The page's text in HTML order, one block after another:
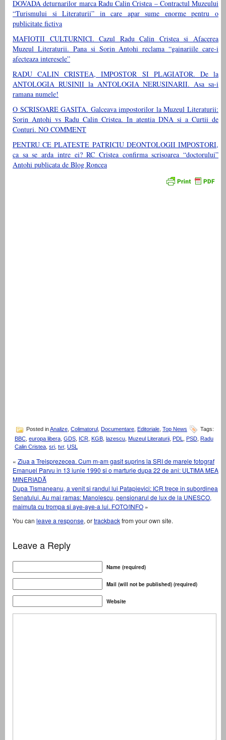
DOVADA deturnarilor marca Radu Calin Cristea – Contractul Muzeului
“Turismului si Literaturii” in care apar sume enorme pentru o
publicitate fictiva
MAFIOTII CULTURNICI. Cazul Radu Calin Cristea si Afacerea
Muzeul Literaturii. Pana si Sorin Antohi reclama “gainariile care-i
afecteaza interesele”
RADU CALIN CRISTEA, IMPOSTOR SI PLAGIATOR. De la
ANTOLOGIA RUSINII la ANTOLOGIA NERUSINARII. Asa sa-i
ramana numele!
O SCRISOARE GASITA. Galceava impostorilor la Muzeul Literaturii:
Sorin Antohi vs Radu Calin Cristea. In atentia DNA si a Curtii de
Conturi. NO COMMENT
PENTRU CE PLATESTE PATRICIU DEONTOLOGII IMPOSTORI,
ca sa se arda intre ei? RC Cristea confirma scrisoarea “doctorului”
Antohi publicata de Blog Roncea
Posted inAnalize Colimatorul Documentare Editoriale Top News
Tags:
BBC, europa libera, GDS, ICR, KGB, lazescu, Muzeul Literaturii, PDL, PSD, Radu
Calin Cristea, sri, tvr, USL
« Ziua a Treisprezecea. Cum m-am gasit suprins la SRI de marele fotograf
Emanuel Parvu in 13 iunie 1990 si o marturie dupa 22 de ani: ULTIMA MEA
MINERIADĂ
Dupa Tismaneanu, a venit si randul lui Patapievici: ICR trece in subordinea
Senatului. Au mai ramas: Manolescu, pensionarul de lux de la UNESCO,
maimuta cu trompa si aye-aye-a lui. FOTO/INFO »
You can leave a response, ortrackbackfrom your own site.
Leave a Reply
Name (required)
Mail (will not be published) (required)
Website